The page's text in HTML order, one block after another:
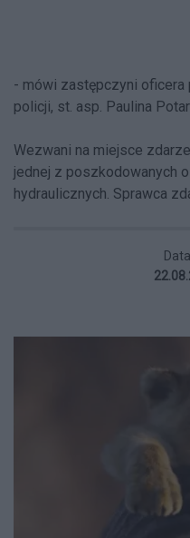
- mówi zastępczyni
policji, st. asp. Paulina
Wezwani na miejsce
jednej z poszkodowanych
hydraulicznych. Sprawca